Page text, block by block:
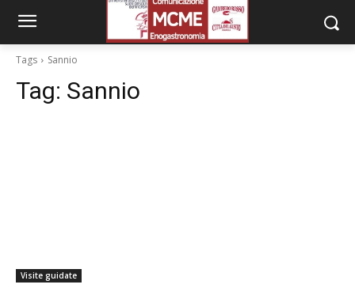
Tags Sannio
Tag: Sannio
Visite guidate